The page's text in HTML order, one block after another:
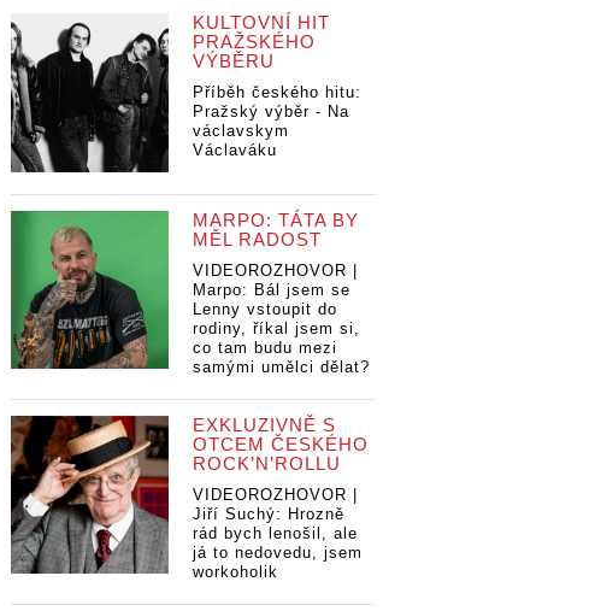
KULTOVNÍ HIT
PRAŽSKÉHO
VÝBĚRU
Příběh českého hitu:
Pražský výběr - Na
václavskym
Václaváku
MARPO: TÁTA BY
MĚL RADOST
VIDEOROZHOVOR |
Marpo: Bál jsem se
Lenny vstoupit do
rodiny, říkal jsem si,
co tam budu mezi
samými umělci dělat?
EXKLUZIVNĚ S
OTCEM ČESKÉHO
ROCK’N’ROLLU
VIDEOROZHOVOR |
Jiří Suchý: Hrozně
rád bych lenošil, ale
já to nedovedu, jsem
workoholik